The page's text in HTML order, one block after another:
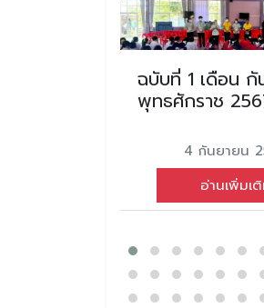
ฉบับที่ 1 เดือน กั
พุทธศักราช
4 กันยายน
อ่านเพิ่มเ